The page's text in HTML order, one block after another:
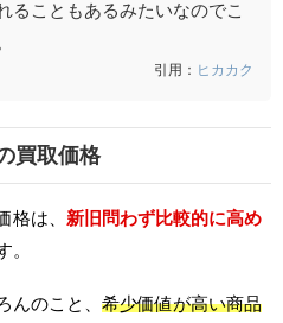
ることもあるみたいなのでこ
引用： ヒカカク
買取価格
格は、 新旧問わず比較的に高め
。
んのこと、 希少価値が高い商品